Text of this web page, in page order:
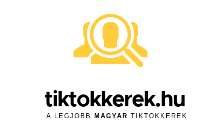
tiktokkerek.hu
A LEGJOBB MAGYAR TIKTOKKEREK